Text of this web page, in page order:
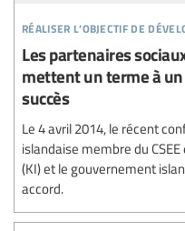
réaliser l’objectif de
Les partenaires
mettent un terme à
succès
Le 4 avril 2014, le récent
islandaise membre du
(KI) et le gouvernement
accord.